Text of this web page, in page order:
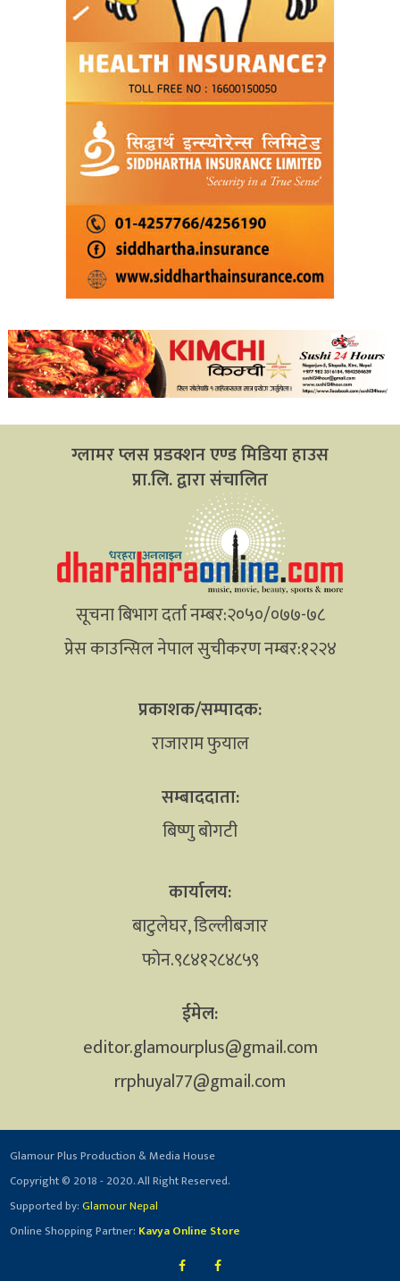
ग्लामर प्लस प्रडक्शन एण्ड मिडिया हाउस
प्रा.लि. द्वारा संचालित
सूचना बिभाग दर्ता नम्बर:२०५०/०७७-७८
प्रेस काउन्सिल नेपाल सुचीकरण नम्बर:१२२४
प्रकाशक/सम्पादक:
राजाराम फुयाल
सम्बाददाता:
बिष्णु बोगटी
कार्यालय:
बाटुलेघर, डिल्लीबजार
फोन.९८४१२८४८५९
ईमेल:
editor.glamourplus@gmail.com
rrphuyal77@gmail.com
Glamour Plus Production & Media House
Copyright © 2018 - 2020. All Right Reserved.
Supported by:Glamour Nepal
Online Shopping Partner: Kavya Online Store